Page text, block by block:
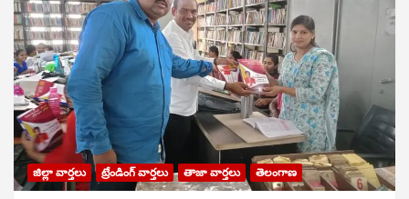
జిల్లా వార్తలు ట్రేండింగ్ వార్తలు తాజా వార్తలు తెలంగాణ